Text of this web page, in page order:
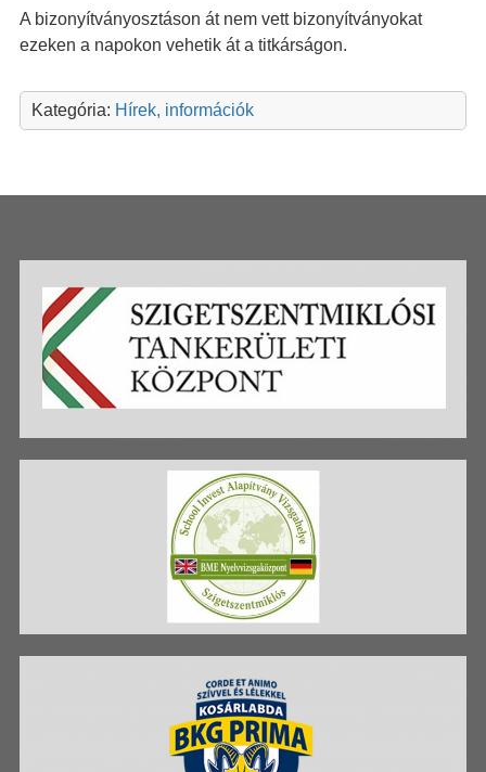
A bizonyítványosztáson át nem vett bizonyítványokat
ezeken a napokon vehetik át a titkárságon.
Kategória: Hírek, információk